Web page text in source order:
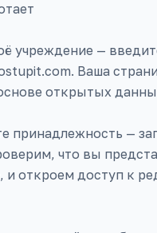
учреждение —
Ваша
открытых
принадлежность —
что вы
и откроем доступ к